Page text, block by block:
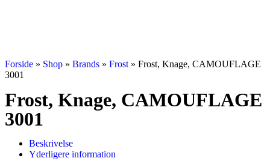
Forside » Shop » Brands » Frost » Frost, Knage, CAMOUFLAGE
3001
Frost, Knage, CAMOUFLAGE
3001
Beskrivelse
Yderligere information